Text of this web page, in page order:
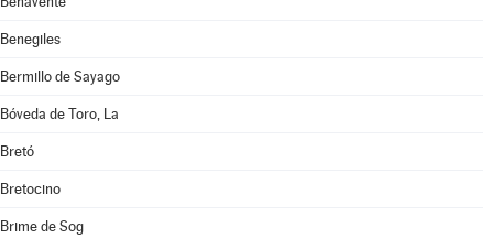
Benegiles
Bermillo de Sayago
Bóveda de Toro, La
Bretó
Bretocino
Brime de Sog